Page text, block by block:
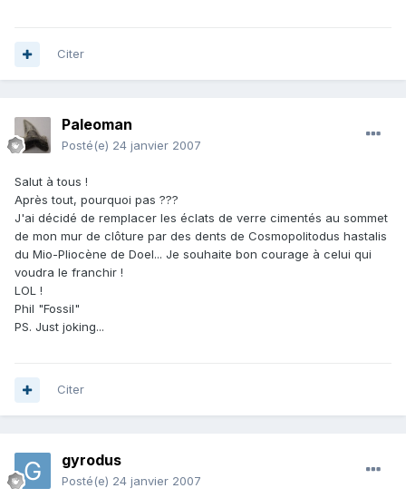
Citer
Paleoman
Posté(e) 24 janvier 2007
Salut à tous !
Après tout, pourquoi pas ???
J'ai décidé de remplacer les éclats de verre cimentés au sommet
de mon mur de clôture par des dents de Cosmopolitodus hastalis
du Mio-Pliocène de Doel... Je souhaite bon courage à celui qui
voudra le franchir !
LOL !
Phil "Fossil"
PS. Just joking...
Citer
gyrodus
Posté(e) 24 janvier 2007